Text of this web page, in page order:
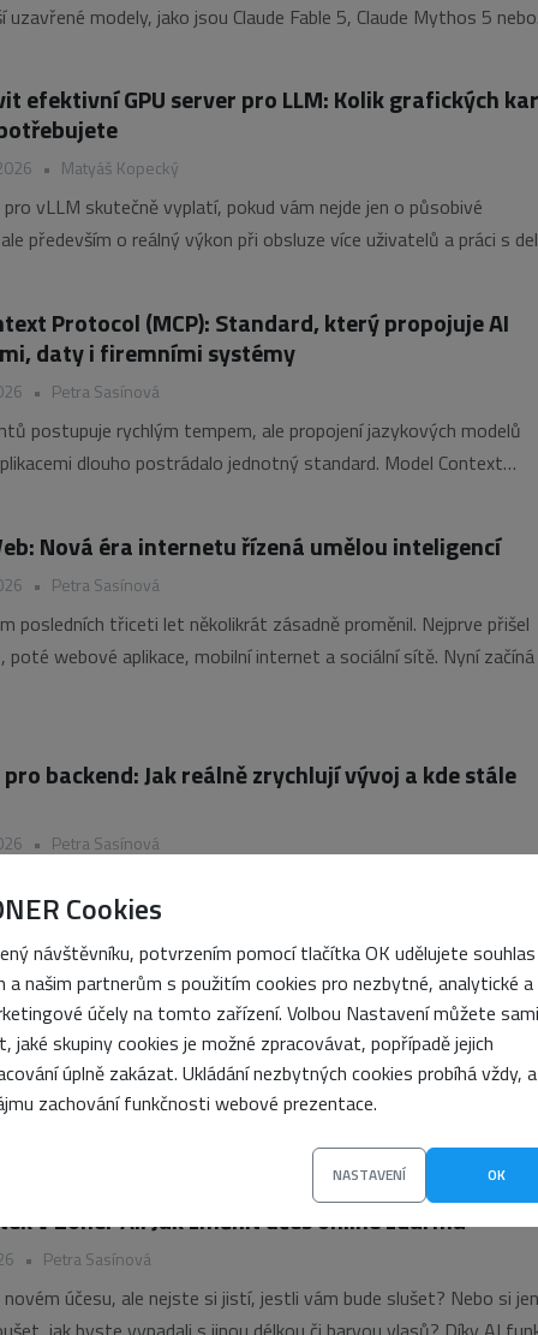
Cookies
návštěvníku, potvrzením pomocí tlačítka OK udělujete souhlas
a našim partnerům s použitím cookies pro nezbytné, analytické a
účely na tomto zařízení. Volbou Nastavení můžete sami
jaké skupiny cookies je možné zpracovávat, popřípadě jejich
úplně zakázat. Ukládání nezbytných cookies probíhá vždy,
zachování funkčnosti webové prezentace.
NASTAVENÍ OK
uzavřené modely, jako jsou Claude Fable 5, Claude Mythos 5 nebo
efektivní GPU server pro LLM: Kolik grafických
• Matyáš Kopecký
pro vLLM skutečně vyplatí, pokud vám nejde jen o působivé
především o reálný výkon při obsluze více uživatelů a práci s
Protocol (MCP): Standard, který propojuje AI
daty i firemními systémy
• Petra Sasínová
postupuje rychlým tempem, ale propojení jazykových modelů
dlouho postrádalo jednotný standard. Model Context
Nová éra internetu řízená umělou inteligencí
• Petra Sasínová
posledních třiceti let několikrát zásadně proměnil. Nejprve přišel
webové aplikace, mobilní internet a sociální sítě. Nyní začíná
backend: Jak reálně zrychlují vývoj a kde stále
• Petra Sasínová
běžnou součástí vývoje backendových aplikací. Pomáhají
testy i dokumentaci a výrazně urychlují rutinní práci. Kde skutečně
kterých situacích je stále nezbytná kontrola zkušeného vývojáře?
backend
internet: Jak se připravit na novou generaci
• Petra Sasínová
už webové stránky nejen čte, ale stále častěji s nimi také
dokážou vyhledávat informace, porovnávat produkty nebo
bez zásahu člověka. Co to znamená pro provozovatele
změnu připravit?
v Zoner AI: Jak změnit účes online zdarma
• Petra Sasínová
účesu, ale nejste si jistí, jestli vám bude slušet? Nebo si jen